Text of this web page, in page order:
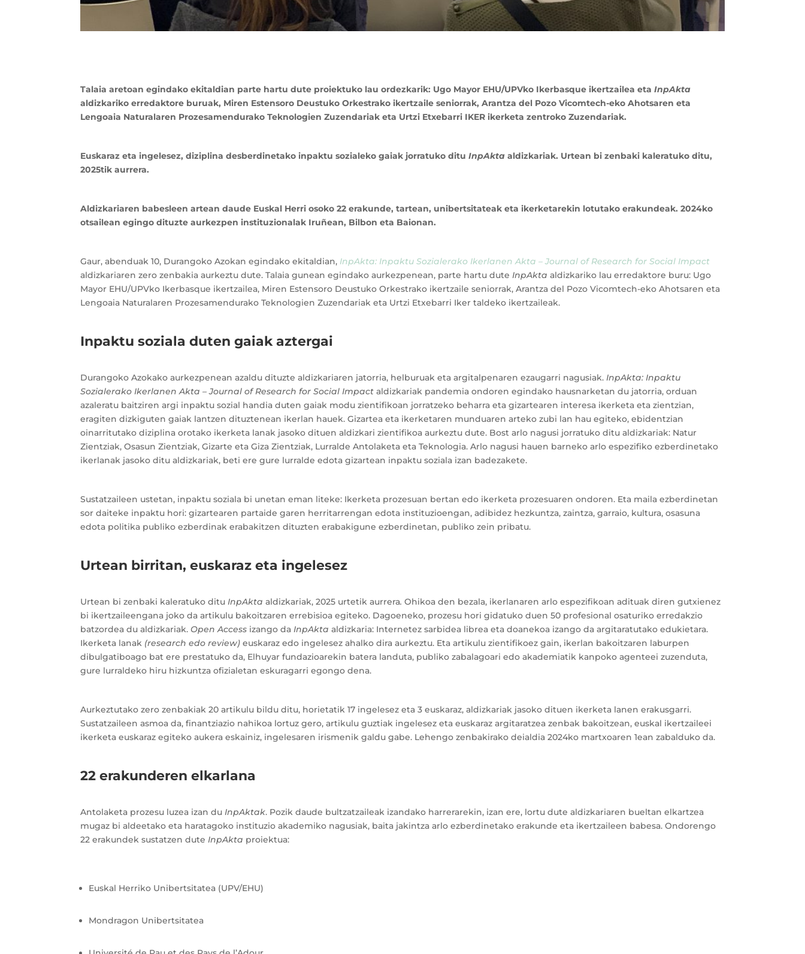
Talaia aretoan egindako ekitaldian parte hartu dute proiektuko lau ordezkarik: Ugo Mayor EHU/UPVko Ikerbasque ikertzailea etaInpAkta
aldizkariko erredaktore buruak, Miren Estensoro Deustuko Orkestrako ikertzaile seniorrak, Arantza del Pozo Vicomtech-eko Ahotsaren eta
Lengoaia Naturalaren Prozesamendurako Teknologien Zuzendariak eta Urtzi Etxebarri IKER ikerketa zentroko Zuzendariak.
Euskaraz eta ingelesez, diziplina desberdinetako inpaktu sozialeko gaiak jorratuko dituInpAkta aldizkariak. Urtean bi zenbaki kaleratuko ditu,
2025tik aurrera.
Aldizkariaren babesleen artean daude Euskal Herri osoko 22 erakunde, tartean, unibertsitateak eta ikerketarekin lotutako erakundeak. 2024ko
otsailean egingo dituzte aurkezpen instituzionalak Iruñean, Bilbon eta Baionan.
Gaur, abenduak 10, Durangoko Azokan egindako ekitaldian, InpAkta: Inpaktu Sozialerako Ikerlanen Akta – Journal of Research for Social Impact
aldizkariaren zero zenbakia aurkeztu dute. Talaia gunean egindako aurkezpenean, parte hartu duteInpAkta aldizkariko lau erredaktore buru: Ugo
Mayor EHU/UPVko Ikerbasque ikertzailea, Miren Estensoro Deustuko Orkestrako ikertzaile seniorrak, Arantza del Pozo Vicomtech-eko Ahotsaren eta
Lengoaia Naturalaren Prozesamendurako Teknologien Zuzendariak eta Urtzi Etxebarri Iker taldeko ikertzaileak.
Inpaktu soziala duten gaiak aztergai
Durangoko Azokako aurkezpenean azaldu dituzte aldizkariaren jatorria, helburuak eta argitalpenaren ezaugarri nagusiak.InpAkta: Inpaktu
Sozialerako Ikerlanen Akta – Journal of Research for Social Impactaldizkariak pandemia ondoren egindako hausnarketan du jatorria, orduan
azaleratu baitziren argi inpaktu sozial handia duten gaiak modu zientifikoan jorratzeko beharra eta gizartearen interesa ikerketa eta zientzian,
eragiten dizkiguten gaiak lantzen dituztenean ikerlan hauek. Gizartea eta ikerketaren munduaren arteko zubi lan hau egiteko, ebidentzian
oinarritutako diziplina orotako ikerketa lanak jasoko dituen aldizkari zientifikoa aurkeztu dute. Bost arlo nagusi jorratuko ditu aldizkariak: Natur
Zientziak, Osasun Zientziak, Gizarte eta Giza Zientziak, Lurralde Antolaketa eta Teknologia. Arlo nagusi hauen barneko arlo espezifiko ezberdinetako
ikerlanak jasoko ditu aldizkariak, beti ere gure lurralde edota gizartean inpaktu soziala izan badezakete.
Sustatzaileen ustetan, inpaktu soziala bi unetan eman liteke: Ikerketa prozesuan bertan edo ikerketa prozesuaren ondoren. Eta maila ezberdinetan
sor daiteke inpaktu hori: gizartearen partaide garen herritarrengan edota instituzioengan, adibidez hezkuntza, zaintza, garraio, kultura, osasuna
edota politika publiko ezberdinak erabakitzen dituzten erabakigune ezberdinetan, publiko zein pribatu.
Urtean birritan, euskaraz eta ingelesez
Urtean bi zenbaki kaleratuko dituInpAktaaldizkariak, 2025 urtetik aurrera.Ohikoa den bezala, ikerlanaren arlo espezifikoan adituak diren gutxienez
bi ikertzaileengana joko da artikulu bakoitzaren errebisioa egiteko. Dagoeneko, prozesu hori gidatuko duen 50 profesional osaturiko erredakzio
batzordea du aldizkariak. Open Access izango daInpAkta aldizkaria: Internetez sarbidea librea eta doanekoa izango da argitaratutako edukietara.
Ikerketa lanak (research edo review) euskaraz edo ingelesez ahalko dira aurkeztu. Eta artikulu zientifikoez gain, ikerlan bakoitzaren laburpen
dibulgatiboago bat ere prestatuko da, Elhuyar fundazioarekin batera landuta, publiko zabalagoari edo akademiatik kanpoko agenteei zuzenduta,
gure lurraldeko hiru hizkuntza ofizialetan eskuragarri egongo dena.
Aurkeztutako zero zenbakiak 20 artikulu bildu ditu, horietatik 17 ingelesez eta 3 euskaraz, aldizkariak jasoko dituen ikerketa lanen erakusgarri.
Sustatzaileen asmoa da, finantziazio nahikoa lortuz gero, artikulu guztiak ingelesez eta euskaraz argitaratzea zenbak bakoitzean, euskal ikertzaileei
ikerketa euskaraz egiteko aukera eskainiz, ingelesaren irismenik galdu gabe. Lehengo zenbakirako deialdia 2024ko martxoaren 1ean zabalduko da.
22 erakunderen elkarlana
Antolaketa prozesu luzea izan duInpAktak. Pozik daude bultzatzaileak izandako harrerarekin, izan ere, lortu dute aldizkariaren bueltan elkartzea
mugaz bi aldeetako eta haratagoko instituzio akademiko nagusiak, baita jakintza arlo ezberdinetako erakunde eta ikertzaileen babesa. Ondorengo
22 erakundek sustatzen duteInpAkta proiektua:
Euskal Herriko Unibertsitatea (UPV/EHU)
Mondragon Unibertsitatea